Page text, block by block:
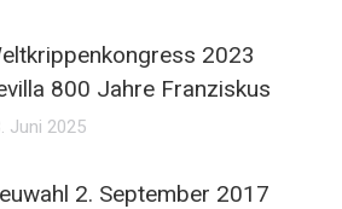
2023
800 Jahre Franziskus
Juni 2025
2. September 2017